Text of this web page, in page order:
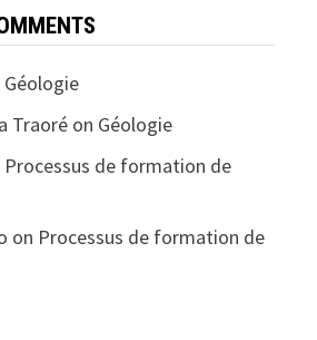
Géologie
Traoréon Géologie
Processus de formation de
on Processus de formation de